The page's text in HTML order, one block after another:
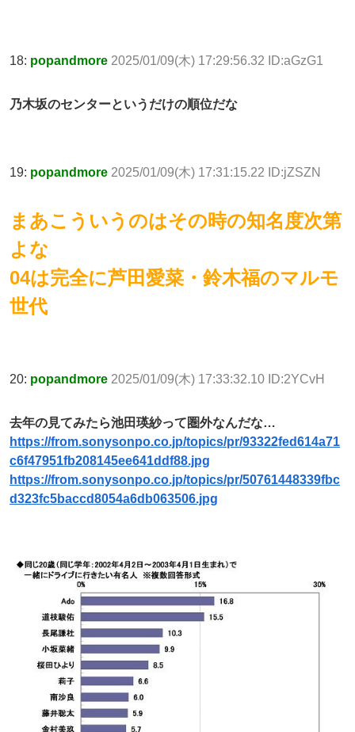
18: popandmore 2025/01/09(木) 17:29:56.32 ID:aGzG1
乃木坂のセンターというだけの順位だな
19: popandmore 2025/01/09(木) 17:31:15.22 ID:jZSZN
まあこういうのはその時の知名度次第
よな
04は完全に芦田愛菜・鈴木福のマルモ
世代
20: popandmore 2025/01/09(木) 17:33:32.10 ID:2YCvH
去年の見てみたら池田瑛紗って圏外なんだな…
https://from.sonysonpo.co.jp/topics/pr/93322fed614a71
c6f47951fb208145ee641ddf88.jpg
https://from.sonysonpo.co.jp/topics/pr/50761448339fbc
d323fc5baccd8054a6db063506.jpg